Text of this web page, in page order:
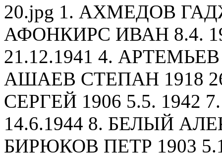
20.jpg 1. АХМЕДОВ
АФОНКИРС ИВАН 8.4.
21.12.1941 4.
АШАЕВ СТЕПАН 1918
СЕРГЕЙ 1906 5.5.
14.6.1944 8. БЕЛЫЙ
БИРЮКОВ ПЕТР 1903